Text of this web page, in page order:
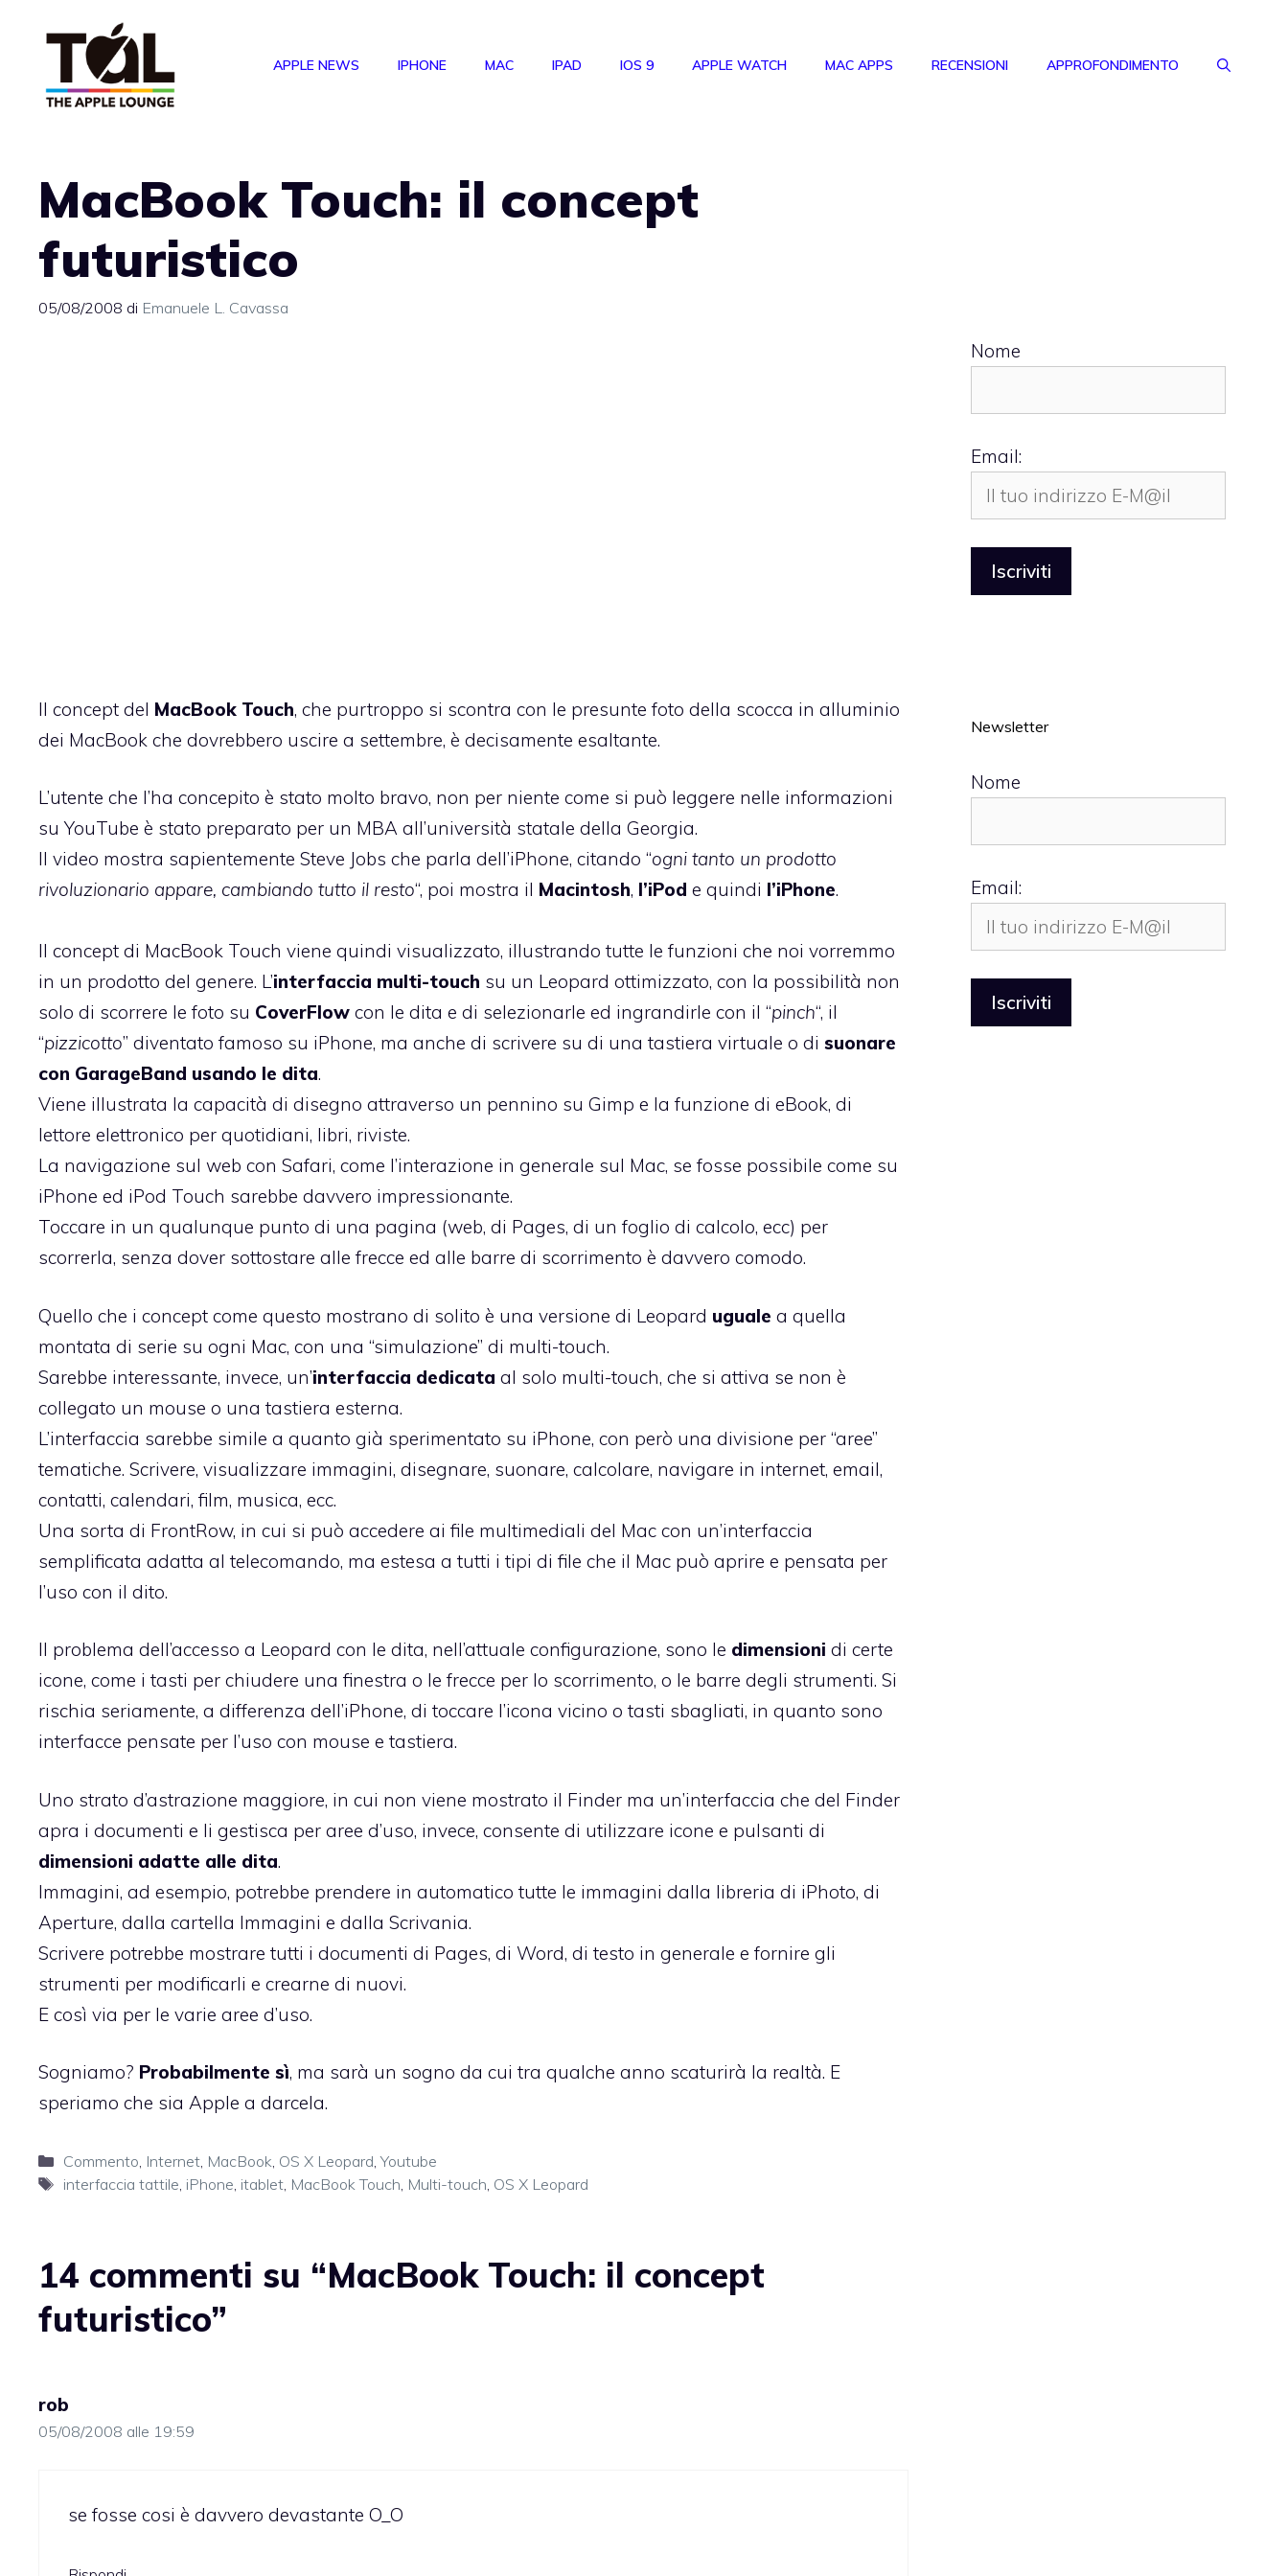
APPLE NEWS IPHONE MAC IPAD IOS 9 APPLE WATCH MAC APPS RECENSIONI APPROFONDIMENTO
MacBook Touch: il concept
futuristico
05/08/2008 di Emanuele L. Cavassa
Il concept del MacBook Touch, che purtroppo si scontra con le presunte foto della scocca in alluminio
dei MacBook che dovrebbero uscire a settembre, è decisamente esaltante.
L’utente che l’ha concepito è stato molto bravo, non per niente come si può leggere nelle informazioni
su YouTube è stato preparato per un MBA all’università statale della Georgia.
Il video mostra sapientemente Steve Jobs che parla dell’iPhone, citando “ogni tanto un prodotto
rivoluzionario appare, cambiando tutto il resto“, poi mostra il Macintosh, l’iPod e quindi l’iPhone.
Il concept di MacBook Touch viene quindi visualizzato, illustrando tutte le funzioni che noi vorremmo
in un prodotto del genere. L’interfaccia multi-touch su un Leopard ottimizzato, con la possibilità non
solo di scorrere le foto su CoverFlow con le dita e di selezionarle ed ingrandirle con il “pinch“, il
“pizzicotto” diventato famoso su iPhone, ma anche di scrivere su di una tastiera virtuale o di suonare
con GarageBand usando le dita.
Viene illustrata la capacità di disegno attraverso un pennino su Gimp e la funzione di eBook, di
lettore elettronico per quotidiani, libri, riviste.
La navigazione sul web con Safari, come l’interazione in generale sul Mac, se fosse possibile come su
iPhone ed iPod Touch sarebbe davvero impressionante.
Toccare in un qualunque punto di una pagina (web, di Pages, di un foglio di calcolo, ecc) per
scorrerla, senza dover sottostare alle frecce ed alle barre di scorrimento è davvero comodo.
Quello che i concept come questo mostrano di solito è una versione di Leopard uguale a quella
montata di serie su ogni Mac, con una “simulazione” di multi-touch.
Sarebbe interessante, invece, un’interfaccia dedicata al solo multi-touch, che si attiva se non è
collegato un mouse o una tastiera esterna.
L’interfaccia sarebbe simile a quanto già sperimentato su iPhone, con però una divisione per “aree”
tematiche. Scrivere, visualizzare immagini, disegnare, suonare, calcolare, navigare in internet, email,
contatti, calendari, film, musica, ecc.
Una sorta di FrontRow, in cui si può accedere ai file multimediali del Mac con un’interfaccia
semplificata adatta al telecomando, ma estesa a tutti i tipi di file che il Mac può aprire e pensata per
l’uso con il dito.
Il problema dell’accesso a Leopard con le dita, nell’attuale configurazione, sono le dimensioni di certe
icone, come i tasti per chiudere una finestra o le frecce per lo scorrimento, o le barre degli strumenti. Si
rischia seriamente, a differenza dell’iPhone, di toccare l’icona vicino o tasti sbagliati, in quanto sono
interfacce pensate per l’uso con mouse e tastiera.
Uno strato d’astrazione maggiore, in cui non viene mostrato il Finder ma un’interfaccia che del Finder
apra i documenti e li gestisca per aree d’uso, invece, consente di utilizzare icone e pulsanti di
dimensioni adatte alle dita.
Immagini, ad esempio, potrebbe prendere in automatico tutte le immagini dalla libreria di iPhoto, di
Aperture, dalla cartella Immagini e dalla Scrivania.
Scrivere potrebbe mostrare tutti i documenti di Pages, di Word, di testo in generale e fornire gli
strumenti per modificarli e crearne di nuovi.
E così via per le varie aree d’uso.
Sogniamo? Probabilmente sì, ma sarà un sogno da cui tra qualche anno scaturirà la realtà. E
speriamo che sia Apple a darcela.
Categorie
Commento Internet, MacBook OS X Leopard ,Youtube
Tag
interfaccia tattile iPhone itablet, MacBook Touch Multi-touch OS X Leopard
14 commenti su “MacBook Touch: il concept
futuristico”
rob
05/08/2008 alle 19:59
se fosse cosi è davvero devastante O_O
Nome
Email:
Newsletter
Nome
Email: